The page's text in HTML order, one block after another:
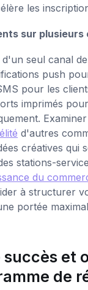
les
sur plusieurs
seul canal
push
pour les
imprimés
Examiner
d'autres
créatives qui
stations-
du
à structurer
portée
succès et
de